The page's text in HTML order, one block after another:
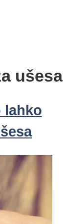
ušesa
lahko